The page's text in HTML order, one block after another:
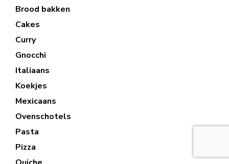
Brood bakken
Cakes
Curry
Gnocchi
Italiaans
Koekjes
Mexicaans
Ovenschotels
Pasta
Pizza